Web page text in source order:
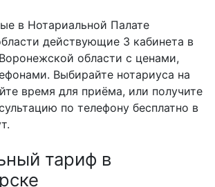
в Нотариальной Палате
действующие 3 кабинета в
области с ценами,
Выбирайте нотариуса на
время для приёма, или получите
по телефону бесплатно в
тариф в